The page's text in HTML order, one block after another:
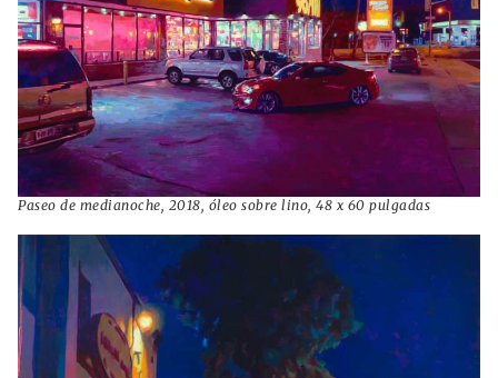
Paseo de medianoche, 2018, óleo sobre lino, 48 x 60 pulgadas